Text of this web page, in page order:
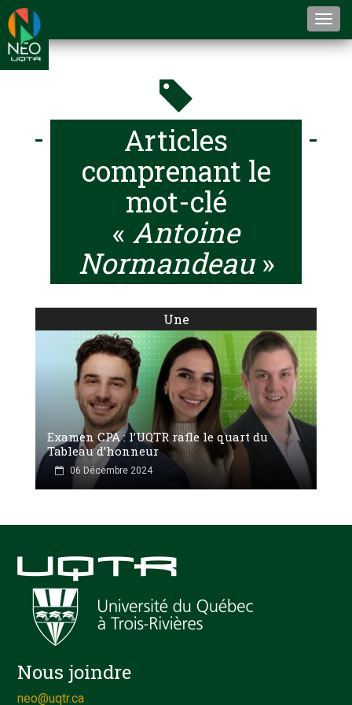
Articles
comprenant le
mot-clé
« Antoine
Normandeau»
Une
Examen CPA : l’UQTR rafle le quart du
Tableau d’honneur
06 Décembre 2024
Nous joindre
neo@uqtr.ca